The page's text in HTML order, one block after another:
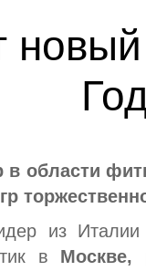
области
из
в Москве,